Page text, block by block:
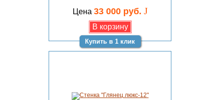
Цена 33 000 руб. J
Купить в 1 клик